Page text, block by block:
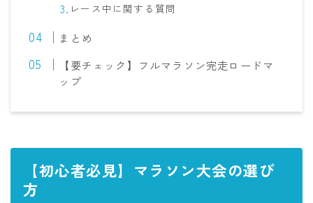
レース中に関する質問
まとめ
【要チェック】フルマラソン完走ロードマ
ップ
【初心者必見】マラソン大会の選び
方